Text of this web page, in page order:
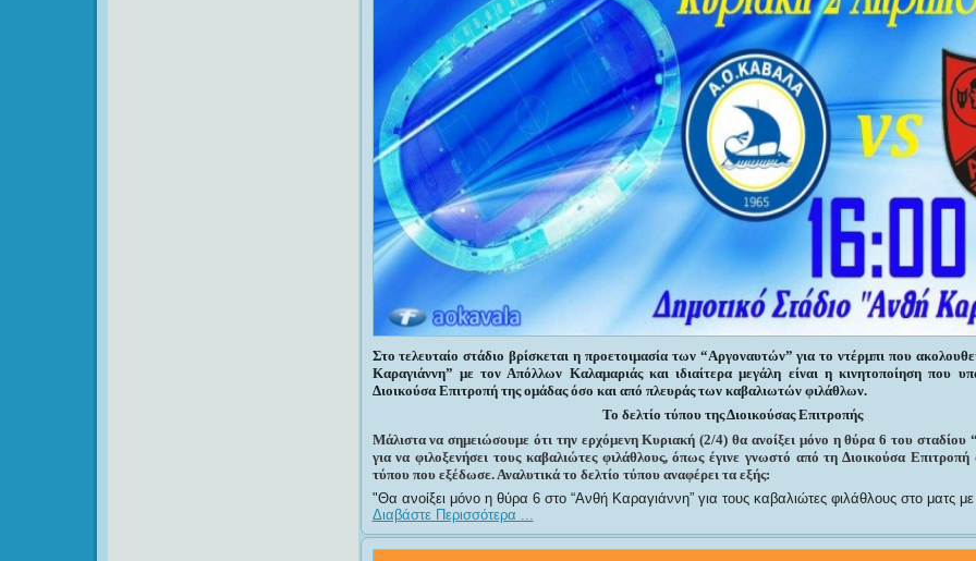
Στο τελευταίο στάδιο βρίσκεται η προετοιμασία των “Αργοναυτών” για το ντέρμπι που
Καραγιάννη” με τον Απόλλων Καλαμαριάς και ιδιαίτερα μεγάλη είναι η κινητοποίηση που
Διοικούσα Επιτροπή της ομάδας όσο και από πλευράς των καβαλιωτών φιλάθλων.
Το δελτίο τύπου της Διοικούσας Επιτροπής
Μάλιστα να σημειώσουμε ότι την ερχόμενη Κυριακή(2/4)θα ανοίξει μόνο η θύρα 6 του σταδίου
για να φιλοξενήσει τους καβαλιώτες φιλάθλους, όπως έγινε γνωστό από τη Διοικούσα Επιτροπή
τύπου που εξέδωσε. Αναλυτικά το δελτίο τύπου αναφέρει τα εξής:
Θα ανοίξει μόνο η θύρα 6 στο “Ανθή Καραγιάννη” για τους καβαλιώτες φιλάθλους στο ματς
Διαβάστε Περισσότερα ...